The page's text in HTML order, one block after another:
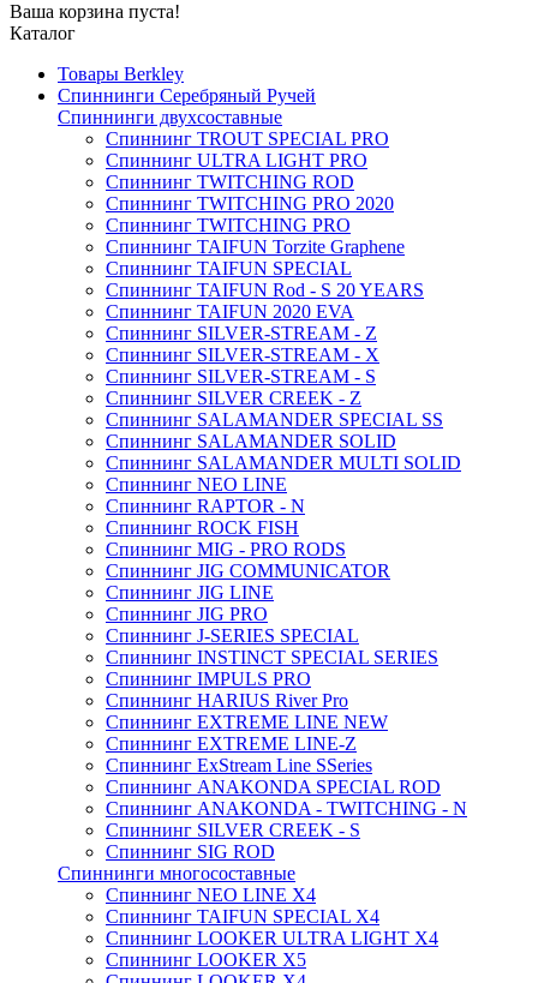
Ваша корзина пуста!
Каталог
Товары Berkley
Спиннинги Серебряный Ручей
Спиннинги двухсоставные
Спиннинг TROUT SPECIAL PRO
Спиннинг ULTRA LIGHT PRO
Спиннинг TWITCHING ROD
Спиннинг TWITCHING PRO 2020
Спиннинг TWITCHING PRO
Спиннинг TAIFUN Torzite Graphene
Спиннинг TAIFUN SPECIAL
Спиннинг TAIFUN Rod - S 20 YEARS
Спиннинг TAIFUN 2020 EVA
Спиннинг SILVER-STREAM - Z
Спиннинг SILVER-STREAM - X
Спиннинг SILVER-STREAM - S
Спиннинг SILVER CREEK - Z
Спиннинг SALAMANDER SPECIAL SS
Спиннинг SALAMANDER SOLID
Спиннинг SALAMANDER MULTI SOLID
Спиннинг NEO LINE
Спиннинг RAPTOR - N
Спиннинг ROCK FISH
Спиннинг MIG - PRO RODS
Спиннинг JIG COMMUNICATOR
Спиннинг JIG LINE
Спиннинг JIG PRO
Спиннинг J-SERIES SPECIAL
Спиннинг INSTINCT SPECIAL SERIES
Спиннинг IMPULS PRO
Спиннинг HARIUS River Pro
Спиннинг EXTREME LINE NEW
Спиннинг EXTREME LINE-Z
Спиннинг ExStream Line SSeries
Спиннинг ANAKONDA SPECIAL ROD
Спиннинг ANAKONDA - TWITCHING - N
Спиннинг SILVER CREEK - S
Спиннинг SIG ROD
Спиннинги многосоставные
Спиннинг NEO LINE X4
Спиннинг TAIFUN SPECIAL X4
Спиннинг LOOKER ULTRA LIGHT X4
Спиннинг LOOKER X5